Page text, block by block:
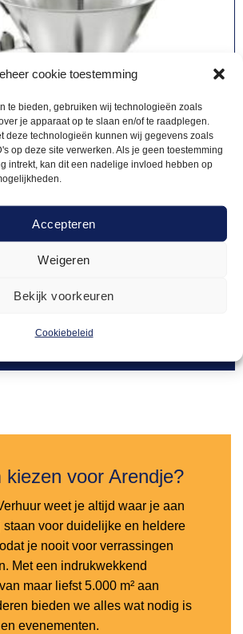
cookie toestemming
te bieden, gebruiken wij technologieën zoals
je apparaat op te slaan en/of te raadplegen.
deze technologieën kunnen wij gegevens zoals
op deze site verwerken. Als je geen toestemming
intrekt, kan dit een nadelige invloed hebben op
Accepteren
Weigeren
Bekijk voorkeuren
Cookiebeleid
kiezen voor Arendje?
weet je altijd waar je aan
staan voor duidelijke en heldere
je nooit voor verrassingen
Met een indrukwekkend
maar liefst 5.000 m² aan
bieden we alles wat nodig is
evenementen.